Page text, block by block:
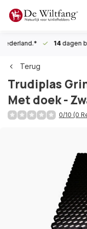
14dagen
Terug
Trudiplas
Met doek -
0/10 (0